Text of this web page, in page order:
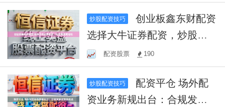
炒股配资技巧
创业板鑫东财配资
选择大牛证券配资，炒股赚
钱更轻松
配资股票 190
炒股配资技巧
资业务新规出台：合规发展